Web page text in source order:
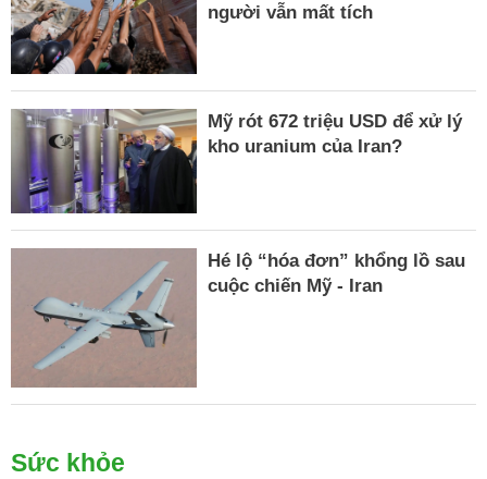
người vẫn mất tích
Mỹ rót 672 triệu USD để xử lý
kho uranium của Iran?
Hé lộ “hóa đơn” khổng lồ sau
cuộc chiến Mỹ - Iran
Sức khỏe